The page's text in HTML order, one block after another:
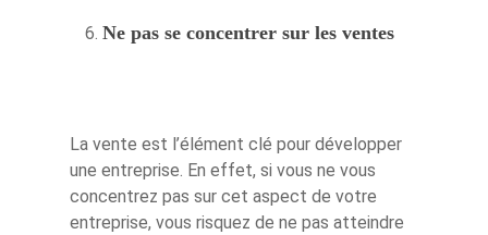
Ne pas se concentrer sur les ventes
La vente est l’élément clé pour développer
une entreprise. En effet, si vous ne vous
concentrez pas sur cet aspect de votre
entreprise, vous risquez de ne pas atteindre